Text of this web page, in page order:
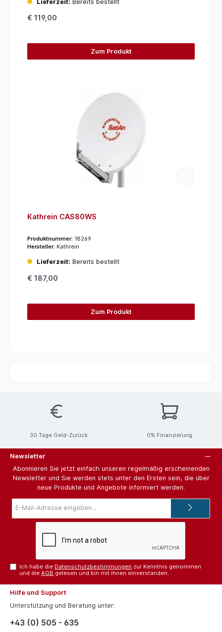
Lieferzeit: Bereits bestellt
€ 119,00
Zum Produkt
Kathrein CAS80WS
Produktnummer: 18269
Hersteller: Kathrein
Lieferzeit: Bereits bestellt
€ 187,00
Zum Produkt
30 Tage Geld-Zurück 0% Finanzierung
Newsletter
Abonnieren Sie jetzt einfach unseren regelmäßig erscheinenden
Newsletter und Sie werden stets unter den Ersten sein, die über
neue Produkte und Angebote informiert werden.
Mail-
Ich habe die Datenschutzbestimmungen zur Kenntnis genommen
und dieAGB gelesen und bin mit ihnen einverstanden.
Hilfe und Support
Unterstützung und Beratung unter:
+43 (0) 505 - 635